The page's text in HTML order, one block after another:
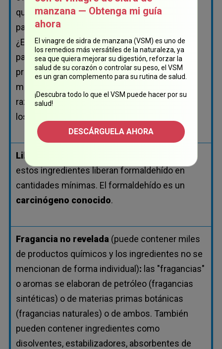
que provocan mal olor. Y, también se utilizan
para aumentar la vida útil de los productos.
¿Existen mejores alternativas? ¡Claro! Pero los
parabenos son más baratos y permiten que el
producto pueda estar en los estantes durante
muchos años... hasta que se venda. Esa es la
razón por la que las empresas de cosméticos
los utilizan.
Liberadores de formaldehído:
estos ingredientes liberan formaldehído en
cantidades mínimas. El formaldehído es un
carcinógeno conocido.
Fragancia no revelada (puede contener miles
de productos químicos y los ingredientes no se
mencionan de forma individual): las "fragancias"
o aromas se elaboran de petróleo (fragancias
sintéticas) o de materias primas botánicas
(fragancias naturales) o de ambos. También
pueden contener ingredientes como
disolventes, estabilizadores, absorbentes de
manzana — Obtenga mi guía
ahora
El vinagre de sidra de manzana (VSM) es uno de
los remedios más versátiles de la naturaleza, ya
sea que quiera mejorar su digestión, reforzar la
salud de su corazón o controlar su peso, el VSM
es un gran complemento para su rutina de salud.
¡Descubra todo lo que el VSM puede hacer por su
salud!
DESCÁRGUELA AHORA